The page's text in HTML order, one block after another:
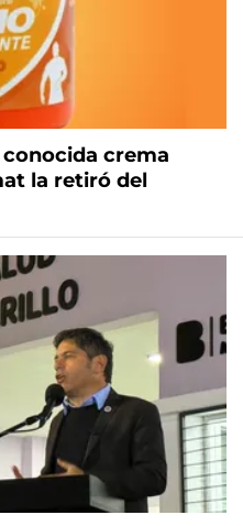
crema
la retiró del